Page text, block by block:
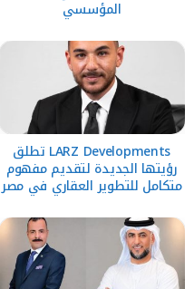
المؤسسي
LARZ Developments تطلق
رؤيتها الجديدة لتقديم مفهوم
متكامل للتطوير العقاري في مصر